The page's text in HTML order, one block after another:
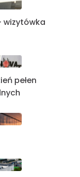
wizytówka
pełen